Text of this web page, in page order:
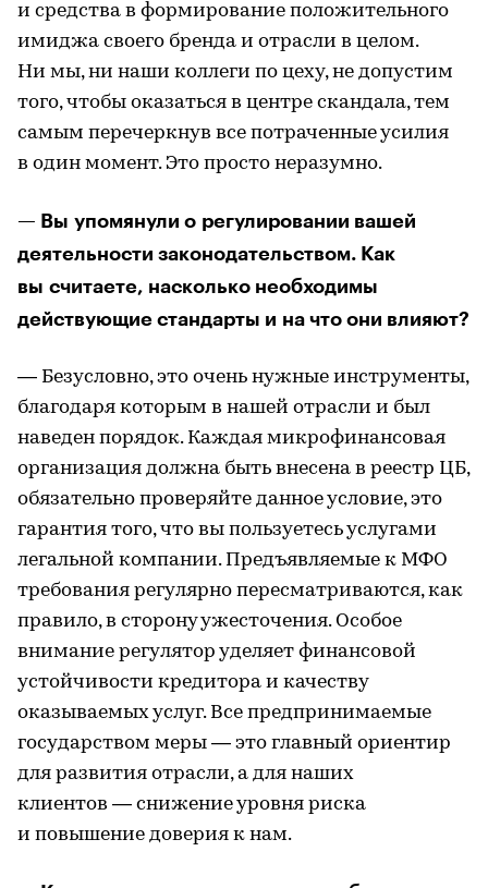
и средства в формирование положительного
имиджа своего бренда и отрасли в целом.
Ни мы, ни наши коллеги по цеху, не допустим
того, чтобы оказаться в центре скандала, тем
самым перечеркнув все потраченные усилия
в один момент. Это просто неразумно.
— Вы упомянули о регулировании вашей
деятельности законодательством. Как
вы считаете, насколько необходимы
действующие стандарты и на что они влияют?
— Безусловно, это очень нужные инструменты,
благодаря которым в нашей отрасли и был
наведен порядок. Каждая микрофинансовая
организация должна быть внесена в реестр ЦБ,
обязательно проверяйте данное условие, это
гарантия того, что вы пользуетесь услугами
легальной компании. Предъявляемые к МФО
требования регулярно пересматриваются, как
правило, в сторону ужесточения. Особое
внимание регулятор уделяет финансовой
устойчивости кредитора и качеству
оказываемых услуг. Все предпринимаемые
государством меры — это главный ориентир
для развития отрасли, а для наших
клиентов — снижение уровня риска
и повышение доверия к нам.